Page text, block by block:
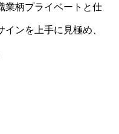
業柄プライベートと仕
ンを上手に見極め、